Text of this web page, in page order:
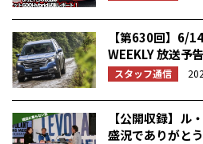
【第630回】6/
WEEKLY 放送予
スタッフ通信
【公開収録】
盛況でありがと